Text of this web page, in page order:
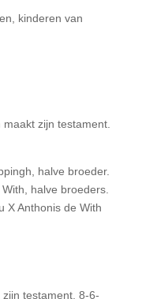
kinderen van
zijn testament.
halve broeder.
halve broeders.
X Anthonis de With
testament. 8-6-